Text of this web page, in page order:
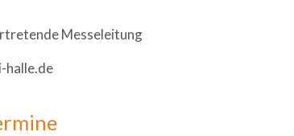
Messeleitung
halle.de